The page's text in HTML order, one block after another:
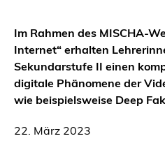
Im Rahmen des MISCHA-
Internet“ erhalten
Sekundarstufe II einen
digitale Phänomene der
wie beispielsweise Deep
22. März 2023